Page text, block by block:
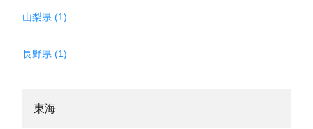
山梨県 (1)
長野県 (1)
東海